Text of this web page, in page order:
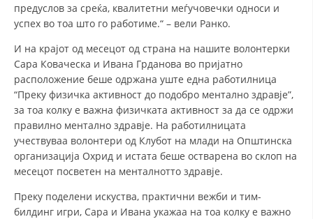
ОДНОСИ СО ЈАВНОСТ
МЕЃУНАРОДНА СОРАБОТКА
ЗНАЧЕЊЕ НА СЛУЖБАТА ЗА БАРАЊЕ
ФОРМУЛАРИ ЗА БАРАЊА
ЗДРАВСТВЕНО ПРЕВЕНТИВНА ДЕЈНОСТ
КРВОДАРИТЕЛСТВО
предуслов за среќа, квалитетни меѓучовечки односи и
успех во тоа што го работиме.“ – вели Ранко.
И на крајот од месецот од страна на нашите волонтерки
Сара Коваческа и Ивана Грданова во пријатно
расположение беше одржана уште една работилница
“Преку физичка активност до подобро ментално здравје”,
за тоа колку е важна физичката активност за да се одржи
правилно ментално здравје. На работилницата
учествуваа волонтери од Клубот на млади на Општинска
организација Охрид и истата беше остварена во склоп на
месецот посветен на менталнотто здравје.
Преку поделени искуства, практични вежби и тим-
билдинг игри, Сара и Ивана укажаа на тоа колку е важно